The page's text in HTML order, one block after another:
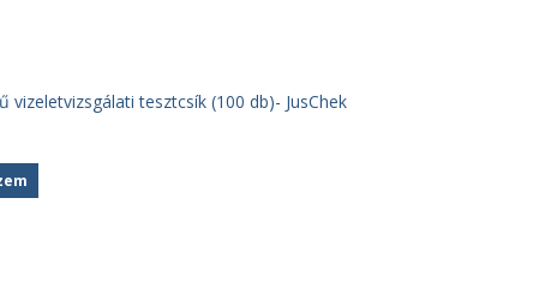
vizeletvizsgálati tesztcsík (100 db)- JusChek